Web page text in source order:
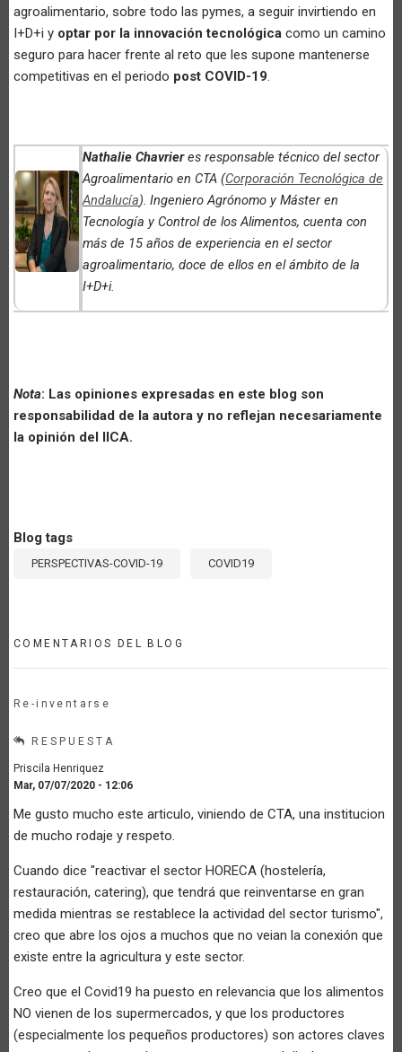
agroalimentario, sobre todo las pymes, a seguir invirtiendo en
I+D+i y optar por la innovación tecnológica como un camino
seguro para hacer frente al reto que les supone mantenerse
competitivas en el periodo post COVID-19.
Nathalie Chavrieres responsable técnico del sector
Agroalimentario en CTA (Corporación Tecnológica de
Andalucía). Ingeniero Agrónomo y Máster en
Tecnología y Control de los Alimentos, cuenta con
más de 15 años de experiencia en el sector
agroalimentario, doce de ellos en el ámbito de la
I+D+i.
Nota: Las opiniones expresadas en este blog son
responsabilidad de la autora y no reflejan necesariamente
la opinión del IICA.
Blog tags
PERSPECTIVAS-COVID-19 COVID19
COMENTARIOS DEL BLOG
Re-inventarse
RESPUESTA
Priscila Henriquez
Mar, 07/07/2020 - 12:06
Me gusto mucho este articulo, viniendo de CTA, una institucion
de mucho rodaje y respeto.
Cuando dice "reactivar el sector HORECA (hostelería,
restauración, catering), que tendrá que reinventarse en gran
medida mientras se restablece la actividad del sector turismo",
creo que abre los ojos a muchos que no veian la conexión que
existe entre la agricultura y este sector.
Creo que el Covid19 ha puesto en relevancia que los alimentos
NO vienen de los supermercados, y que los productores
(especialmente los pequeños productores) son actores claves